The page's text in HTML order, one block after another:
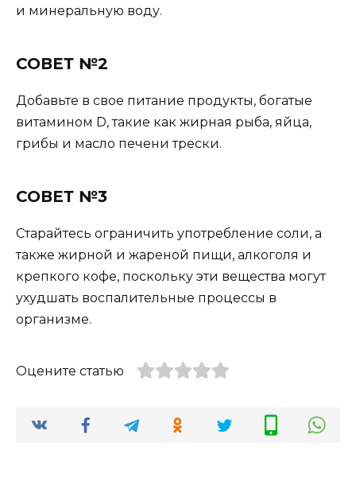
и минеральную воду.
СОВЕТ №2
Добавьте в свое питание продукты, богатые
витамином D, такие как жирная рыба, яйца,
грибы и масло печени трески.
СОВЕТ №3
Старайтесь ограничить употребление соли, а
также жирной и жареной пищи, алкоголя и
крепкого кофе, поскольку эти вещества могут
ухудшать воспалительные процессы в
организме.
Оцените статью